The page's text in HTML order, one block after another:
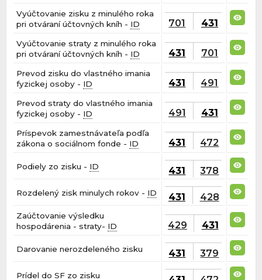
Vyúčtovanie zisku z minulého roka
pri otváraní účtovných kníh - ID 701 431
Vyúčtovanie straty z minulého roka
pri otváraní účtovných kníh - ID 431 701
Prevod zisku do vlastného imania
fyzickej osoby - ID 431 491
Prevod straty do vlastného imania
fyzickej osoby - ID 491 431
Príspevok zamestnávateľa podľa
zákona o sociálnom fonde - ID 431 472
Podiely zo zisku - ID 431 378
Rozdelený zisk minulych rokov - ID 431 428
Zaúčtovanie výsledku
hospodárenia - straty- ID 429 431
Darovanie nerozdeleného zisku 431 379
Prídel do SF zo zisku